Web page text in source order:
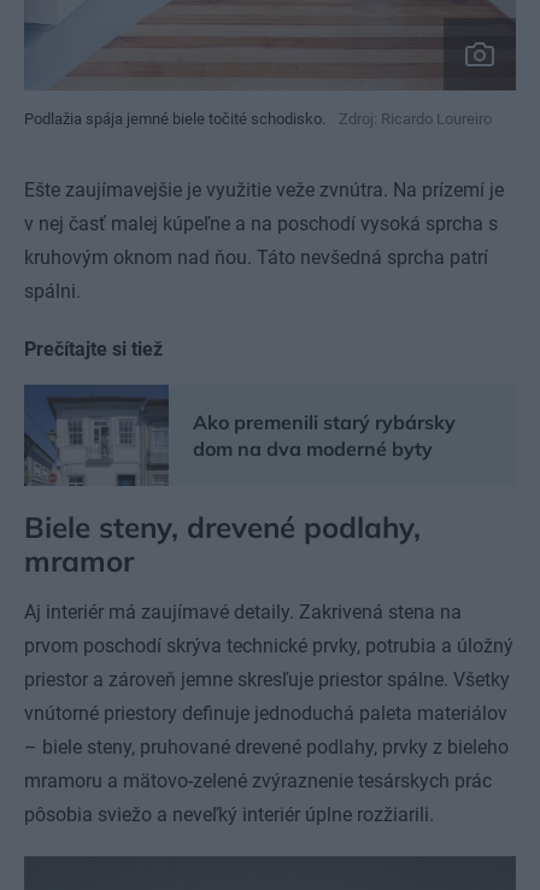
Podlažia spája jemné biele točité schodisko. Zdroj: Ricardo Loureiro
Ešte zaujímavejšie je využitie veže zvnútra. Na prízemí je
v nej časť malej kúpeľne a na poschodí vysoká sprcha s
kruhovým oknom nad ňou. Táto nevšedná sprcha patrí
spálni.
Prečítajte si tiež
Ako premenili starý rybársky
dom na dva moderné byty
Biele steny, drevené podlahy,
mramor
Aj interiér má zaujímavé detaily. Zakrivená stena na
prvom poschodí skrýva technické prvky, potrubia a úložný
priestor a zároveň jemne skresľuje priestor spálne. Všetky
vnútorné priestory definuje jednoduchá paleta materiálov
– biele steny, pruhované drevené podlahy, prvky z bieleho
mramoru a mätovo-zelené zvýraznenie tesárskych prác
pôsobia sviežo a neveľký interiér úplne rozžiarili.